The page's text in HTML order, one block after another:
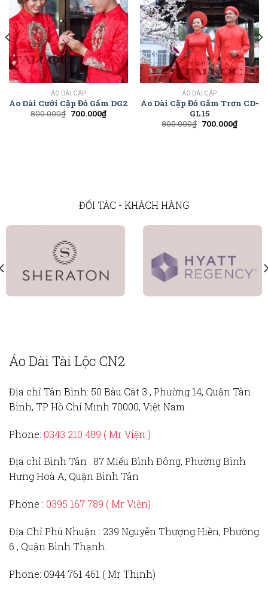
ÁO DÀI CẶP
Áo Dài Cưới Cặp Đỏ Gấm DG2
800.000₫ 700.000₫
ÁO DÀI CẶP
Áo Dài Cặp Đỏ Gấm Trơn CD-
GL15
800.000₫ 700.000₫
ĐỐI TÁC - KHÁCH HÀNG
Áo Dài Tài Lộc CN2
Địa chỉ Tân Bình: 50 Bàu Cát 3 , Phường 14, Quận Tân
Bình, TP Hồ Chí Minh 70000, Việt Nam
Phone: 0343 210 489 ( Mr Viện )
Địa chỉ Bình Tân : 87 Miếu Bình Đông, Phường Bình
Hưng Hoà A, Quận Bình Tân
Phone : 0395 167 789 ( Mr Viện)
Địa Chỉ Phú Nhuận : 239 Nguyễn Thượng Hiền, Phường
6 , Quận Bình Thạnh.
Phone: 0944 761 461 ( Mr Thịnh)